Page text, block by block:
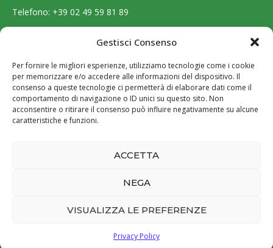
Gestisci Consenso
Per fornire le migliori esperienze, utilizziamo tecnologie come i cookie
per memorizzare e/o accedere alle informazioni del dispositivo. Il
consenso a queste tecnologie ci permetterà di elaborare dati come il
comportamento di navigazione o ID unici su questo sito. Non
acconsentire o ritirare il consenso può influire negativamente su alcune
caratteristiche e funzioni.
ACCETTA
NEGA
VISUALIZZA LE PREFERENZE
Privacy Policy
Telefono: +39 02 49 59 81 89
segreteria@ordinebiologilombardia.it
LEGAL PAGES
Amministrazione trasparente
@2026 - All Right Reserved